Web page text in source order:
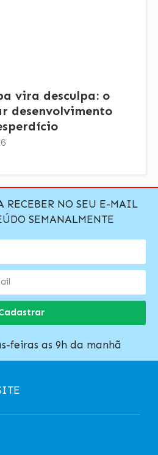
vira desculpa: o
desenvolvimento
RECEBER NO SEU E-MAIL
SEMANALMENTE
feiras as 9h da manhã